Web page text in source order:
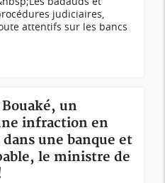
judiciaires,
attentifs sur les bancs
un
infraction en
une banque et
le ministre de